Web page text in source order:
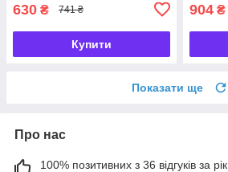
630 ₴ 741 ₴
Купити
904 ₴
Показати ще
Про нас
100% позитивних з 36 відгуків за рік